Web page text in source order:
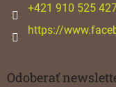
+421 910 525
https://
Odoberať